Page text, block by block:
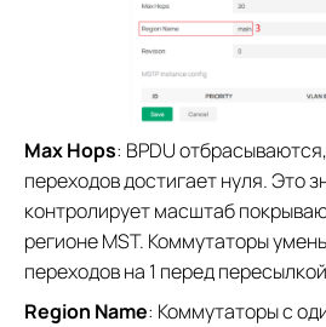
Max Hops: BPDU
переходов достигает нуля. Это
контролирует масштаб
регионе MST. Коммутаторы
переходов на 1 перед
Region Name: Коммутаторы с